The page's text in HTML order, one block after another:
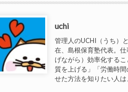
uchi
管理人のUCHI（うち）
在、島根保育塾代表。
げながら）効率化する
質を上げる」「労働時
せた方法を知りたい人は